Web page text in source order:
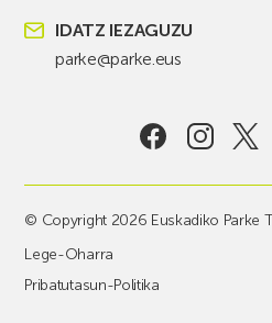
IDATZ IEZAGUZU
parke@parke.eus
© Copyright 2026 Euskadiko Parke
Lege-Oharra
Pribatutasun-Politika